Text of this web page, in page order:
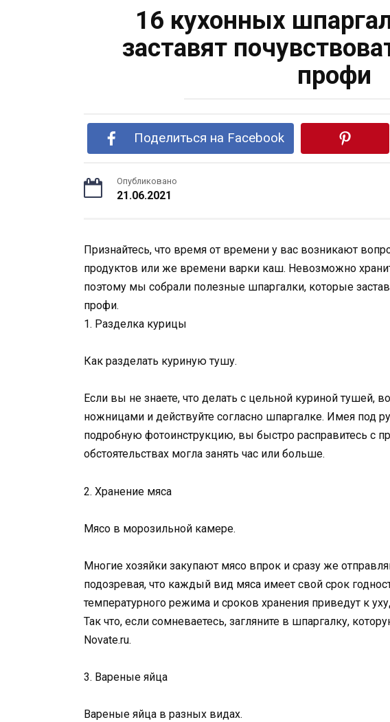
16 кухонных
заставят
профи
Поделиться на Facebook
Опубликовано
21.06.2021
Признайтесь, что время от времени у вас возникают
продуктов или же времени варки каш. Невозможно
поэтому мы собрали полезные шпаргалки, которые
профи.
1. Разделка курицы
Как разделать куриную тушу.
Если вы не знаете, что делать с цельной куриной тушей,
ножницами и действуйте согласно шпаргалке. Имея под
подробную фотоинструкцию, вы быстро расправитесь с
обстоятельствах могла занять час или больше.
2. Хранение мяса
Мясо в морозильной камере.
Многие хозяйки закупают мясо впрок и сразу же
подозревая, что каждый вид мяса имеет свой срок
температурного режима и сроков хранения приведут к
Так что, если сомневаетесь, загляните в шпаргалку,
Novate.ru.
3. Вареные яйца
Вареные яйца в разных видах.